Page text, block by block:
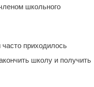
школьного
приходилось
школу и получить